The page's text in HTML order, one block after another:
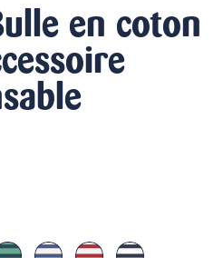
en coton
OMBRE/ BLEU DE PAON
BLANC/COBALT
BLANC/HERMÈSBLANC/RÉGATE